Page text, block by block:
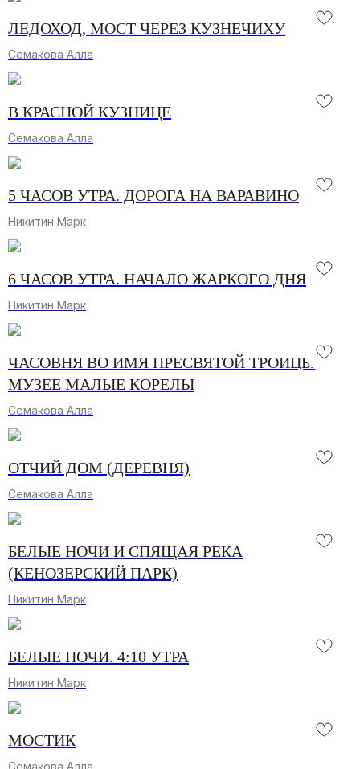
ЛЕДОХОД, МОСТ ЧЕРЕЗ КУЗНЕЧИХУ
Семакова Алла
В КРАСНОЙ КУЗНИЦЕ
Семакова Алла
5 ЧАСОВ УТРА. ДОРОГА НА ВАРАВИНО
Никитин Марк
6 ЧАСОВ УТРА. НАЧАЛО ЖАРКОГО ДНЯ
Никитин Марк
ЧАСОВНЯ ВО ИМЯ ПРЕСВЯТОЙ ТРОИЦЫ В
МУЗЕЕ МАЛЫЕ КОРЕЛЫ
Семакова Алла
ОТЧИЙ ДОМ (ДЕРЕВНЯ)
Семакова Алла
БЕЛЫЕ НОЧИ И СПЯЩАЯ РЕКА
(КЕНОЗЕРСКИЙ ПАРК)
Никитин Марк
БЕЛЫЕ НОЧИ. 4:10 УТРА
Никитин Марк
МОСТИК